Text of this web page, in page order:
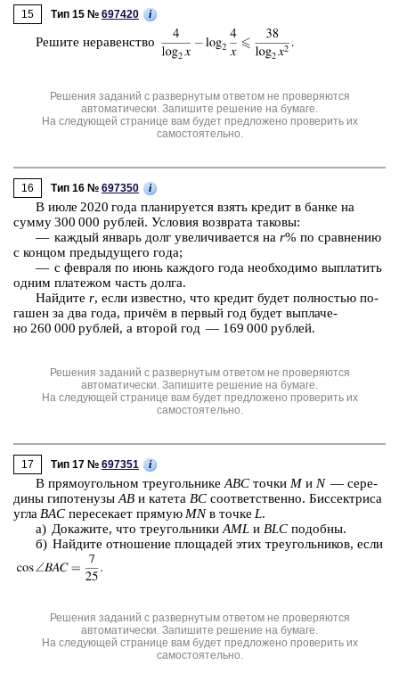
15 Тип 15 № 697420 i
Ре­ши­те не­ра­вен­ство
Решения заданий с развернутым ответом не проверяются
автоматически. Запишите решение на бумаге.
На следующей странице вам будет предложено проверить их
самостоятельно.
16 Тип 16 № 697350 i
В июле 2020 года пла­ни­ру­ет­ся взять кре­дит в банке на
сумму 300 000 руб­лей. Усло­вия воз­вра­та та­ко­вы:
— каж­дый ян­варь долг уве­ли­чи­ва­ет­ся на r% по срав­не­нию
с кон­цом преды­ду­ще­го года;
— с фев­ра­ля по июнь каж­до­го года не­об­хо­ди­мо вы­пла­тить
одним пла­те­жом часть долга.
Най­ди­те r, если из­вест­но, что кре­дит будет пол­но­стью по­
га­шен за два года, причём в пер­вый год будет вы­пла­че­
но 260 000 руб­лей, а вто­рой год — 169 000 руб­лей.
Решения заданий с развернутым ответом не проверяются
автоматически. Запишите решение на бумаге.
На следующей странице вам будет предложено проверить их
самостоятельно.
17 Тип 17 № 697351 i
В пря­мо­уголь­ном тре­уголь­ни­ке ABC точки M и N— се­ре­
ди­ны ги­по­те­ну­зы AB и ка­те­та BC со­от­вет­ствен­но. Бис­сек­три­са
угла BAC пе­ре­се­ка­ет пря­мую MNв точке L.
а) До­ка­жи­те, что тре­уголь­ни­ки AML и BLC по­доб­ны.
б) Най­ди­те от­но­ше­ние пло­ща­дей этих тре­уголь­ни­ков, если
Решения заданий с развернутым ответом не проверяются
автоматически. Запишите решение на бумаге.
На следующей странице вам будет предложено проверить их
самостоятельно.